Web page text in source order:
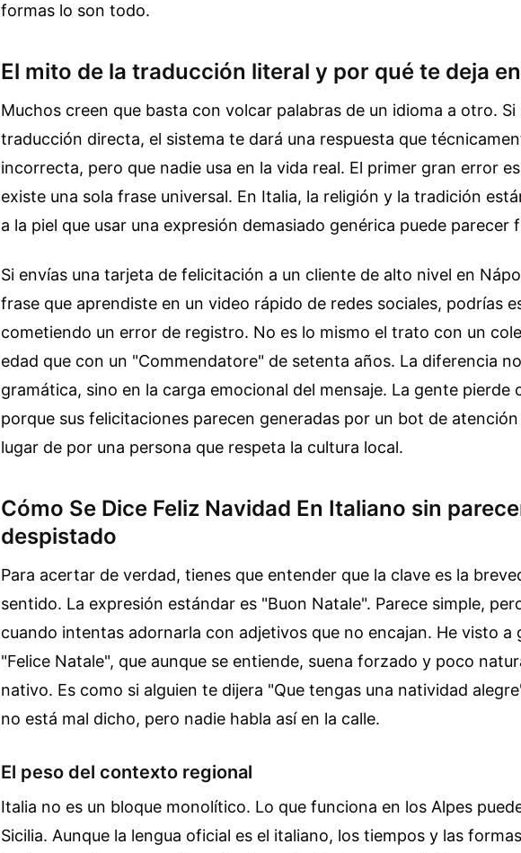
formas lo son todo.
El mito de la traducción literal y por qué te deja
Muchos creen que basta con volcar palabras de un idioma a otro. Si
traducción directa, el sistema te dará una respuesta que
incorrecta, pero que nadie usa en la vida real. El primer gran error
existe una sola frase universal. En Italia, la religión y la tradición
a la piel que usar una expresión demasiado genérica puede parecer
Si envías una tarjeta de felicitación a un cliente de alto nivel en
frase que aprendiste en un video rápido de redes sociales, podrías
cometiendo un error de registro. No es lo mismo el trato con un
edad que con un "Commendatore" de setenta años. La diferencia
gramática, sino en la carga emocional del mensaje. La gente pierde
porque sus felicitaciones parecen generadas por un bot de
lugar de por una persona que respeta la cultura local.
Cómo Se Dice Feliz Navidad En Italiano sin
despistado
Para acertar de verdad, tienes que entender que la clave es la
sentido. La expresión estándar es "Buon Natale". Parece simple,
cuando intentas adornarla con adjetivos que no encajan. He visto a
"Felice Natale", que aunque se entiende, suena forzado y poco
nativo. Es como si alguien te dijera "Que tengas una natividad
no está mal dicho, pero nadie habla así en la calle.
El peso del contexto regional
Italia no es un bloque monolítico. Lo que funciona en los Alpes
Sicilia. Aunque la lengua oficial es el italiano, los tiempos y las